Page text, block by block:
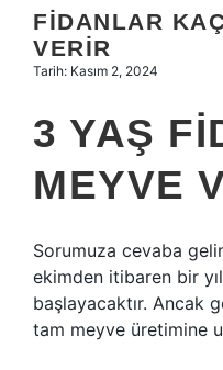
Hakkımızda
FIDANLAR
VERIR
Tarih: Kasım 2, 2024
3 YAŞ
MEYVE
Sorumuza cevaba
ekimden itibaren bir
başlayacaktır. Ancak
tam meyve üretimine